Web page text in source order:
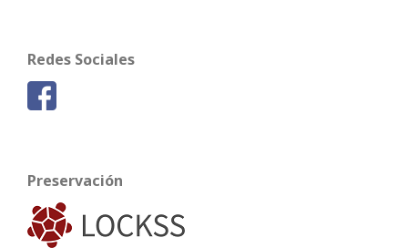
Redes Sociales
Preservación